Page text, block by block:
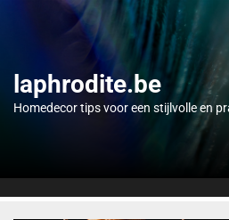
content
laphrodite.be
Homedecor tips voor een stijlvolle en